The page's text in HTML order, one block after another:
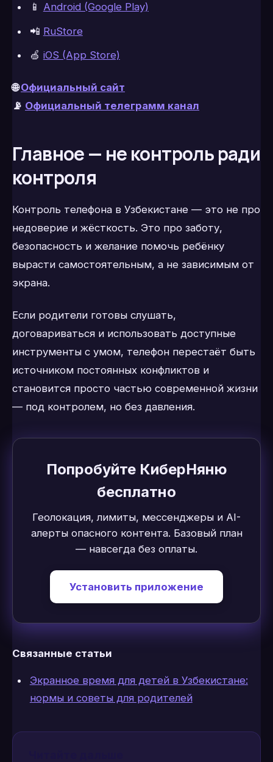
📱 Android (Google Play)
📲 RuStore
🍏 iOS (App Store)
🌐Официальный сайт
📡 Официальный телеграмм канал
Главное — не контроль ради
контроля
Контроль телефона в Узбекистане — это не про
недоверие и жёсткость. Это про заботу,
безопасность и желание помочь ребёнку
вырасти самостоятельным, а не зависимым от
экрана.
Если родители готовы слушать,
договариваться и использовать доступные
инструменты с умом, телефон перестаёт быть
источником постоянных конфликтов и
становится просто частью современной жизни
— под контролем, но без давления.
Попробуйте КиберНяню
бесплатно
Геолокация, лимиты, мессенджеры и AI-
алерты опасного контента. Базовый план
— навсегда без оплаты.
Установить приложение
Связанные статьи
Экранное время для детей в Узбекистане:
нормы и советы для родителей